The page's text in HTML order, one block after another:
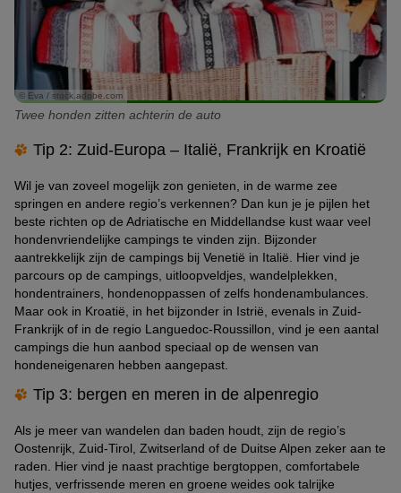
© Eva / stock.adobe.com
Twee honden zitten achterin de auto
Tip 2: Zuid-Europa – Italië, Frankrijk en Kroatië
Wil je van zoveel mogelijk zon genieten, in de warme zee
springen en andere regio’s verkennen? Dan kun je je pijlen het
beste richten op de Adriatische en Middellandse kust waar veel
hondenvriendelijke campings te vinden zijn. Bijzonder
aantrekkelijk zijn de campings bij Venetië in Italië. Hier vind je
parcours op de campings, uitloopveldjes, wandelplekken,
hondentrainers, hondenoppassen of zelfs hondenambulances.
Maar ook in Kroatië, in het bijzonder in Istrië, evenals in Zuid-
Frankrijk of in de regio Languedoc-Roussillon, vind je een aantal
campings die hun aanbod speciaal op de wensen van
hondeneigenaren hebben aangepast.
Tip 3: bergen en meren in de alpenregio
Als je meer van wandelen dan baden houdt, zijn de regio’s
Oostenrijk, Zuid-Tirol, Zwitserland of de Duitse Alpen zeker aan te
raden. Hier vind je naast prachtige bergtoppen, comfortabele
hutjes, verfrissende meren en groene weides ook talrijke